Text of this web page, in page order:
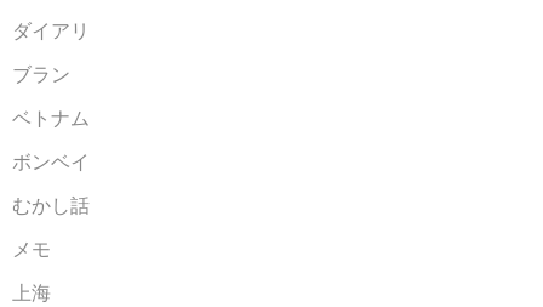
ダイアリ
ブラン
ベトナム
ボンベイ
むかし話
メモ
上海